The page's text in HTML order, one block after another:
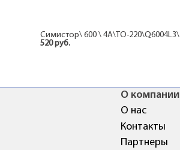
Симистор\ 600 \ 4А\TO-220\Q6004L3\
520 руб.
О компании
О нас
Контакты
Партнеры